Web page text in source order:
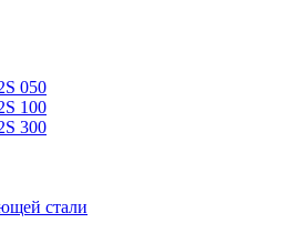
050
100
300
стали